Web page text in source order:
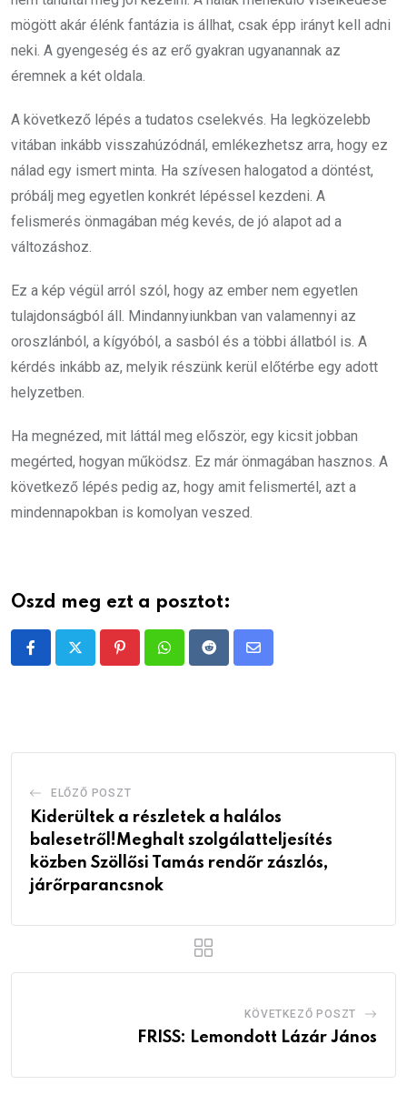
mögött akár élénk fantázia is állhat, csak épp irányt kell adni
neki. A gyengeség és az erő gyakran ugyanannak az
éremnek a két oldala.
A következő lépés a tudatos cselekvés. Ha legközelebb
vitában inkább visszahúzódnál, emlékezhetsz arra, hogy ez
nálad egy ismert minta. Ha szívesen halogatod a döntést,
próbálj meg egyetlen konkrét lépéssel kezdeni. A
felismerés önmagában még kevés, de jó alapot ad a
változáshoz.
Ez a kép végül arról szól, hogy az ember nem egyetlen
tulajdonságból áll. Mindannyiunkban van valamennyi az
oroszlánból, a kígyóból, a sasból és a többi állatból is. A
kérdés inkább az, melyik részünk kerül előtérbe egy adott
helyzetben.
Ha megnézed, mit láttál meg először, egy kicsit jobban
megérted, hogyan működsz. Ez már önmagában hasznos. A
következő lépés pedig az, hogy amit felismertél, azt a
mindennapokban is komolyan veszed.
Oszd meg ezt a posztot:
PinterestWhatsappRedditShare
ELŐZŐ POSZT
Kiderültek a részletek a halálos
balesetről!Meghalt szolgálatteljesítés
közben Szöllősi Tamás rendőr zászlós,
járőrparancsnok
KÖVETKEZŐ POSZT
FRISS: Lemondott Lázár János